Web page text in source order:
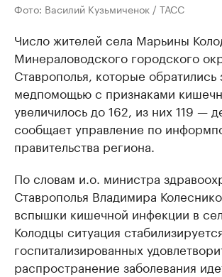
Фото: Василий Кузьмиченок / ТАСС
Число жителей села Марьины
Минераловодского городского
Ставрополья, которые обратились
медпомощью с признаками
увеличилось до 162, из них 119 —
сообщает управление по
правительства региона.
По словам и.о. министра
Ставрополья Владимира
вспышки кишечной инфекции в
Колодцы ситуация
госпитализированных
распространение заболевания